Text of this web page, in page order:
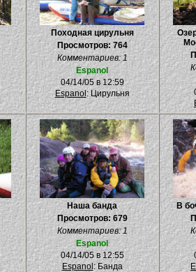
Походная цирульня
Просмотров: 764
Комментариев: 1
Espanol
04/14/05 в 12:59
Espanol : Цирульня
Наша банда
Просмотров: 679
Комментариев: 1
Espanol
04/14/05 в 12:55
Espanol : Банда
В